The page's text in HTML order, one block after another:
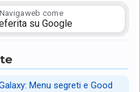
come
su Google
Menu segreti e Good